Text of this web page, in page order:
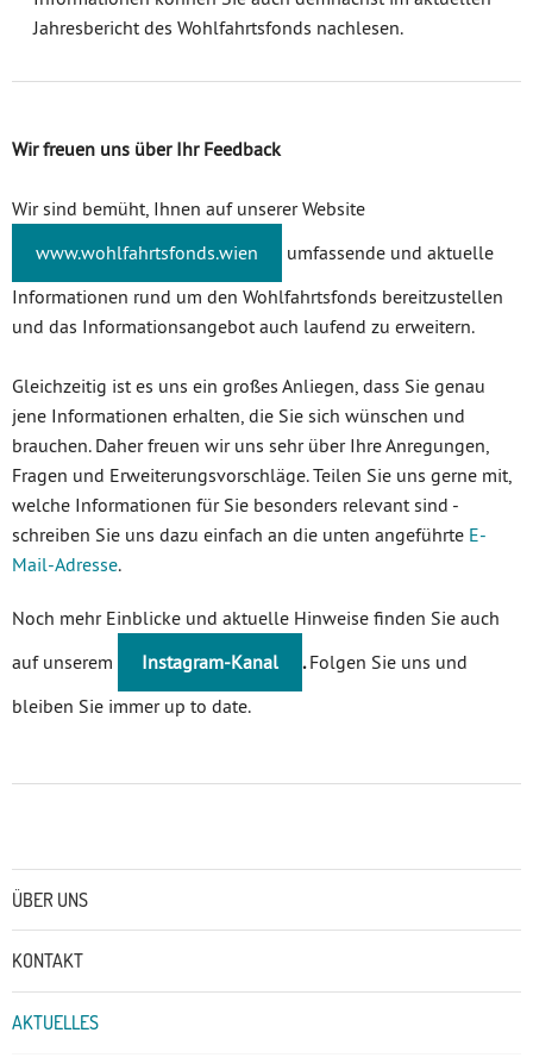
Jahresbericht des Wohlfahrtsfonds nachlesen.
Wir freuen uns über Ihr Feedback
Wir sind bemüht, Ihnen auf unserer Website
www.wohlfahrtsfonds.wien
umfassende und aktuelle
Informationen rund um den Wohlfahrtsfonds bereitzustellen
und das Informationsangebot auch laufend zu erweitern.
Gleichzeitig ist es uns ein großes Anliegen, dass Sie genau
jene Informationen erhalten, die Sie sich wünschen und
brauchen. Daher freuen wir uns sehr über Ihre Anregungen,
Fragen und Erweiterungsvorschläge. Teilen Sie uns gerne mit,
welche Informationen für Sie besonders relevant sind -
schreiben Sie uns dazu einfach an die unten angeführte E-
Mail-Adresse.
Noch mehr Einblicke und aktuelle Hinweise finden Sie auch
auf unserem
Instagram-Kanal .Folgen Sie uns und
bleiben Sie immer up to date.
ÜBER UNS
KONTAKT
AKTUELLES